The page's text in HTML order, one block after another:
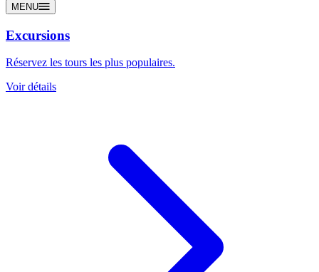
MENU
Excursions
Réservez les tours les plus populaires.
Voir détails